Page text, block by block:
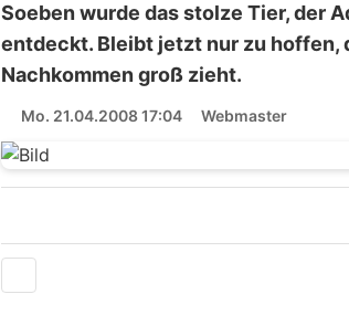
Soeben wurde das stolze Tier, der
entdeckt. Bleibt jetzt nur zu hoffen,
Nachkommen groß zieht.
Mo. 21.04.2008 17:04 Webmaster